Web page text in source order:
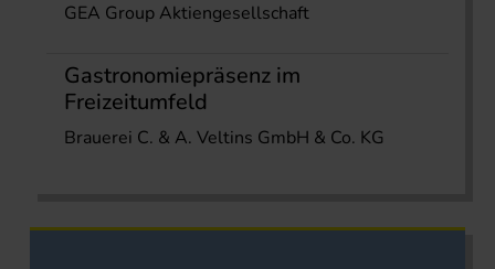
GEA Group Aktiengesellschaft
Gastronomiepräsenz im
Freizeitumfeld
Brauerei C. & A. Veltins GmbH & Co. KG